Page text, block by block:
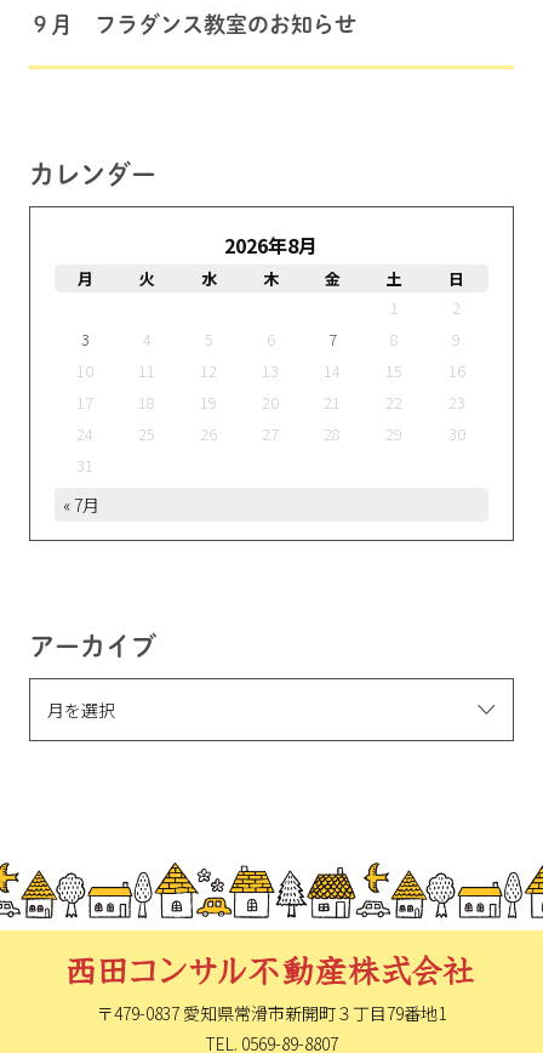
９月 フラダンス教室のお知らせ
カレンダー
2026年8月
月 火 水 木 金 土
日
1
2
3
4 5 6 7 8
9
10
11 12 13 14 15
16
17
18 19 20 21 22
23
24
25 26 27 28 29
30
31
« 7月
アーカイブ
〒479-0837 愛知県常滑市新開町３丁目79番地1
TEL. 0569-89-8807